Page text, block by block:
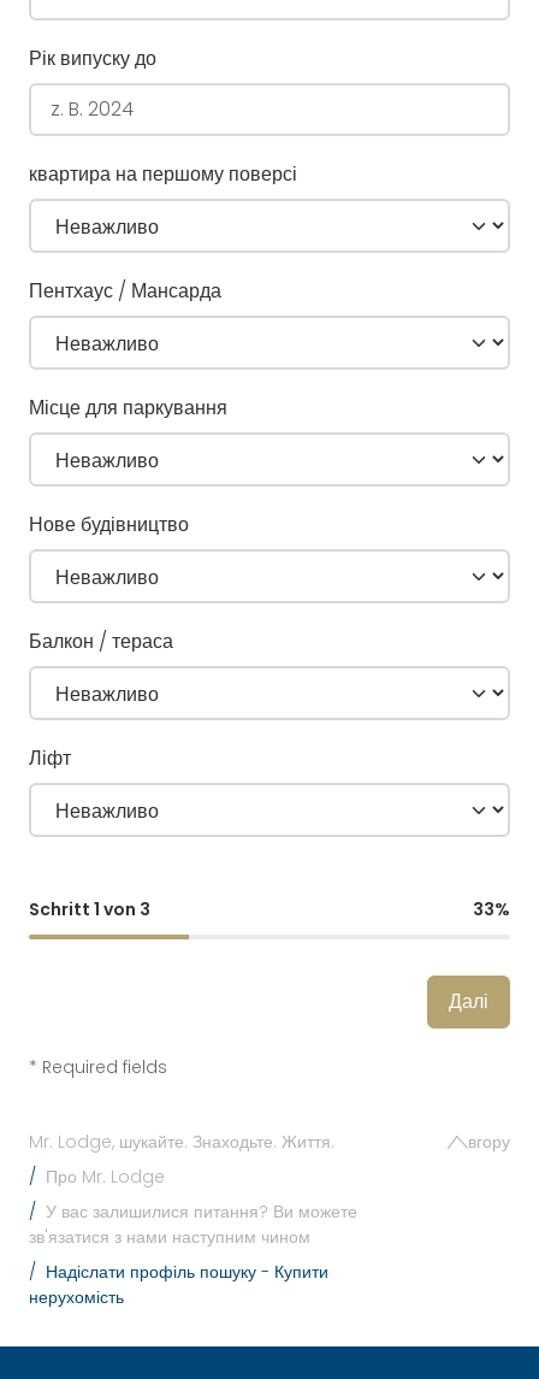
Рік випуску до
квартира на першому поверсі
Пентхаус / Мансарда
Місце для паркування
Нове будівництво
Балкон / тераса
Ліфт
Schritt 1 von 3 33%
Далі
* Required fields
Mr. Lodge, шукайте. Знаходьте. Життя.
Про Mr. Lodge
У вас залишилися питання? Ви можете
зв'язатися з нами наступним чином
Надіслати профіль пошуку - Купити
нерухомість
вгору